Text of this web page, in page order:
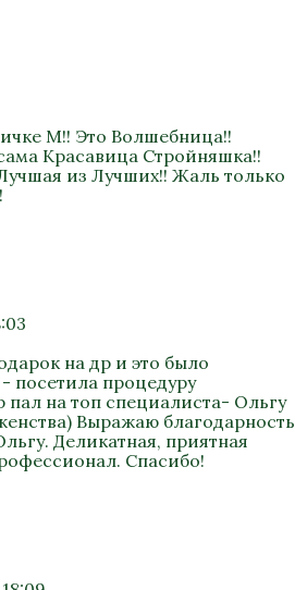
М!! Это Волшебница!!
Красавица Стройняшка!!
из Лучших!! Жаль только
на др и это было
посетила процедуру
на топ специалиста- Ольгу
Выражаю благодарность
Деликатная, приятная
Спасибо!